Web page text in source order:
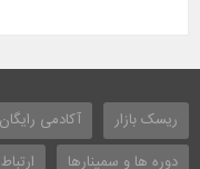
ریسک بازار آکادمی رایگان
دوره ها و سمینارها